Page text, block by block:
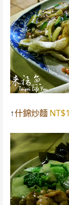
↑什錦炒麵